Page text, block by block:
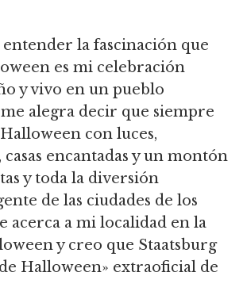
entender la fascinación que
es mi celebración
y vivo en un pueblo
alegra decir que siempre
con luces,
encantadas y un montón
y toda la diversión
de las ciudades de los
acerca a mi localidad en la
y creo que Staatsburg
Halloween» extraoficial de